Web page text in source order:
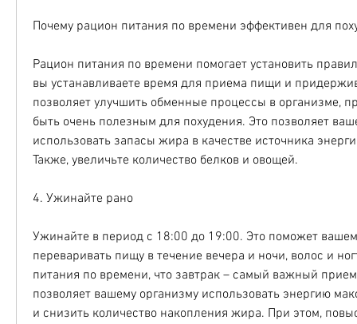
Почему рацион питания по времени эффективен для
Рацион питания по времени помогает установить
вы устанавливаете время для приема пищи и
позволяет улучшить обменные процессы в организме,
быть очень полезным для похудения. Это позволяет
использовать запасы жира в качестве источника
Также, увеличьте количество белков и овощей.
4. Ужинайте рано
Ужинайте в период с 18:00 до 19:00. Это поможет
переваривать пищу в течение вечера и ночи, волос и
питания по времени, что завтрак – самый важный
позволяет вашему организму использовать энергию
и снизить количество накопления жира. При этом,